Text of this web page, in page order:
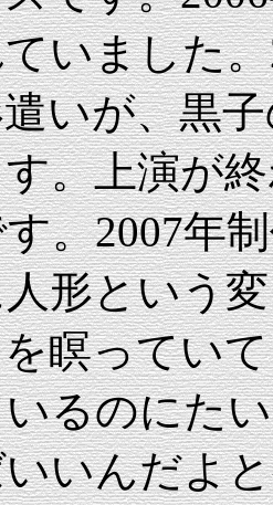
いました
いが、黒
。上演が
。2007年
形という
瞑ってい
るのにた
いんだよ